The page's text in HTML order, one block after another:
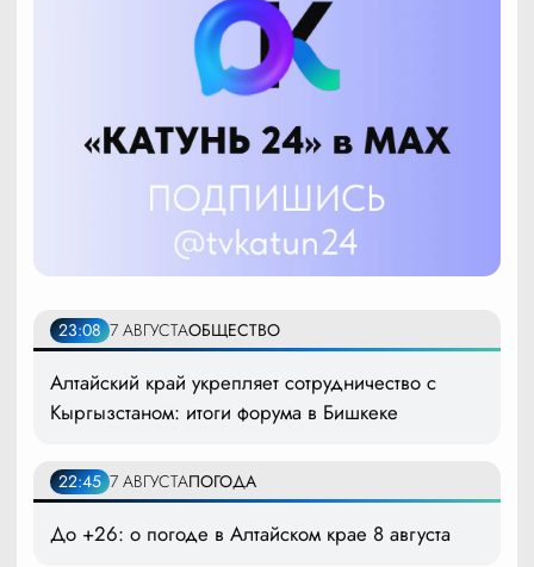
23:08 7 АВГУСТАОБЩЕСТВО
Алтайский край укрепляет сотрудничество с
Кыргызстаном: итоги форума в Бишкеке
22:45 7 АВГУСТАПОГОДА
До +26: о погоде в Алтайском крае 8 августа